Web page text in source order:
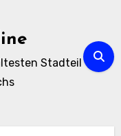
Stadteil